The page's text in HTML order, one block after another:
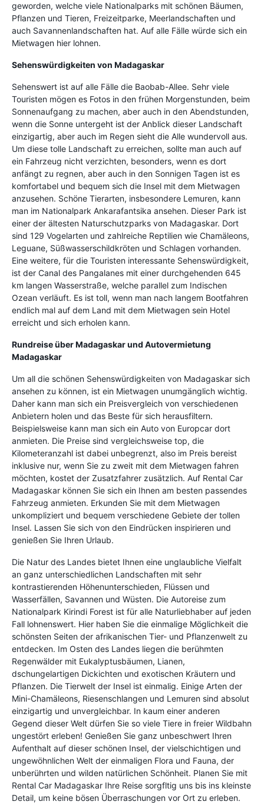
geworden, welche viele Nationalparks mit schönen Bäumen,
Pflanzen und Tieren, Freizeitparke, Meerlandschaften und
auch Savannenlandschaften hat. Auf alle Fälle würde sich ein
Mietwagen hier lohnen.
Sehenswürdigkeiten von Madagaskar
Sehenswert ist auf alle Fälle die Baobab-Allee. Sehr viele
Touristen mögen es Fotos in den frühen Morgenstunden, beim
Sonnenaufgang zu machen, aber auch in den Abendstunden,
wenn die Sonne untergeht ist der Anblick dieser Landschaft
einzigartig, aber auch im Regen sieht die Alle wundervoll aus.
Um diese tolle Landschaft zu erreichen, sollte man auch auf
ein Fahrzeug nicht verzichten, besonders, wenn es dort
anfängt zu regnen, aber auch in den Sonnigen Tagen ist es
komfortabel und bequem sich die Insel mit dem Mietwagen
anzusehen. Schöne Tierarten, insbesondere Lemuren, kann
man im Nationalpark Ankarafantsika ansehen. Dieser Park ist
einer der ältesten Naturschutzparks von Madagaskar. Dort
sind 129 Vogelarten und zahlreiche Reptilien wie Chamäleons,
Leguane, Süßwasserschildkröten und Schlagen vorhanden.
Eine weitere, für die Touristen interessante Sehenswürdigkeit,
ist der Canal des Pangalanes mit einer durchgehenden 645
km langen Wasserstraße, welche parallel zum Indischen
Ozean verläuft. Es ist toll, wenn man nach langem Bootfahren
endlich mal auf dem Land mit dem Mietwagen sein Hotel
erreicht und sich erholen kann.
Rundreise über Madagaskar und Autovermietung
Madagaskar
Um all die schönen Sehenswürdigkeiten von Madagaskar sich
ansehen zu können, ist ein Mietwagen unumgänglich wichtig.
Daher kann man sich ein Preisvergleich von verschiedenen
Anbietern holen und das Beste für sich herausfiltern.
Beispielsweise kann man sich ein Auto von Europcar dort
anmieten. Die Preise sind vergleichsweise top, die
Kilometeranzahl ist dabei unbegrenzt, also im Preis bereist
inklusive nur, wenn Sie zu zweit mit dem Mietwagen fahren
möchten, kostet der Zusatzfahrer zusätzlich. Auf Rental Car
Madagaskar können Sie sich ein Ihnen am besten passendes
Fahrzeug anmieten. Erkunden Sie mit dem Mietwagen
unkompliziert und bequem verschiedene Gebiete der tollen
Insel. Lassen Sie sich von den Eindrücken inspirieren und
genießen Sie Ihren Urlaub.
Die Natur des Landes bietet Ihnen eine unglaubliche Vielfalt
an ganz unterschiedlichen Landschaften mit sehr
kontrastierenden Höhenunterschieden, Flüssen und
Wasserfällen, Savannen und Wüsten. Die Autoreise zum
Nationalpark Kirindi Forest ist für alle Naturliebhaber auf jeden
Fall lohnenswert. Hier haben Sie die einmalige Möglichkeit die
schönsten Seiten der afrikanischen Tier- und Pflanzenwelt zu
entdecken. Im Osten des Landes liegen die berühmten
Regenwälder mit Eukalyptusbäumen, Lianen,
dschungelartigen Dickichten und exotischen Kräutern und
Pflanzen. Die Tierwelt der Insel ist einmalig. Einige Arten der
Mini-Chamäleons, Riesenschlangen und Lemuren sind absolut
einzigartig und unvergleichbar. In kaum einer anderen
Gegend dieser Welt dürfen Sie so viele Tiere in freier Wildbahn
ungestört erleben! Genießen Sie ganz unbeschwert Ihren
Aufenthalt auf dieser schönen Insel, der vielschichtigen und
ungewöhnlichen Welt der einmaligen Flora und Fauna, der
unberührten und wilden natürlichen Schönheit. Planen Sie mit
Rental Car Madagaskar Ihre Reise sorgfltig uns bis ins kleinste
Detail, um keine bösen Überraschungen vor Ort zu erleben.